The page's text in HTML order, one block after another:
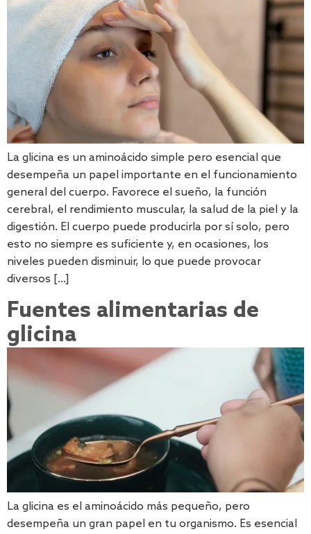
La glicina es un aminoácido simple pero esencial que
desempeña un papel importante en el funcionamiento
general del cuerpo. Favorece el sueño, la función
cerebral, el rendimiento muscular, la salud de la piel y la
digestión. El cuerpo puede producirla por sí solo, pero
esto no siempre es suficiente y, en ocasiones, los
niveles pueden disminuir, lo que puede provocar
diversos […]
Fuentes alimentarias de
glicina
La glicina es el aminoácido más pequeño, pero
desempeña un gran papel en tu organismo. Es esencial